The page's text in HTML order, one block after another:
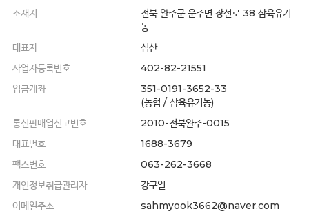
소재지
전북 완주군 운주면 장선로 38 삼육유기
농
대표자
심산
사업자등록번호
402-82-21551
입금계좌
351-0191-3652-33
(농협 / 삼육유기농)
통신판매업신고번호
2010-전북완주-0015
대표번호
1688-3679
팩스번호
063-262-3668
개인정보취급관리자
강구일
이메일주소
sahmyook3662@naver.com